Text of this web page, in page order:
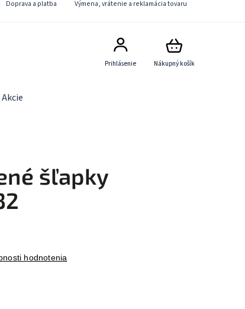
Doprava a platba
Výmena, vrátenie a reklamácia tovaru
Nákupný košík
Prihlásenie
Akcie
šľapky
hodnotenia